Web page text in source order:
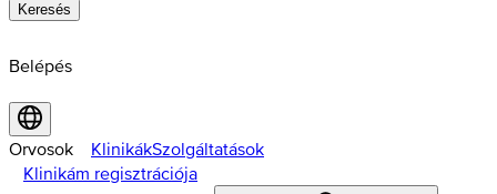
Keresés
Belépés
Orvosok KlinikákSzolgáltatások
Klinikám regisztrációja